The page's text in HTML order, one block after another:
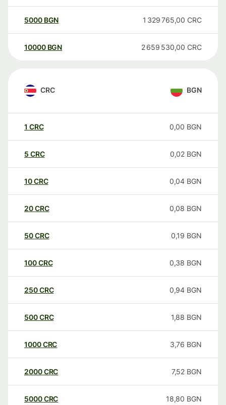
5000 BGN 1 329 765,00 CRC
10000 BGN 2 659 530,00 CRC
CRC BGN
1 CRC 0,00 BGN
5 CRC 0,02 BGN
10CRC 0,04 BGN
20CRC 0,08 BGN
50CRC 0,19 BGN
100CRC 0,38 BGN
250CRC 0,94 BGN
500CRC 1,88 BGN
1000CRC 3,76 BGN
2000CRC 7,52 BGN
5000CRC 18,80 BGN